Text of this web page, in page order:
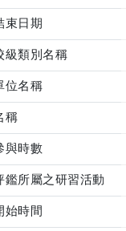
束日期
級類別名稱
位名稱
稱
與時數
鑑所屬之研習活動
始時間